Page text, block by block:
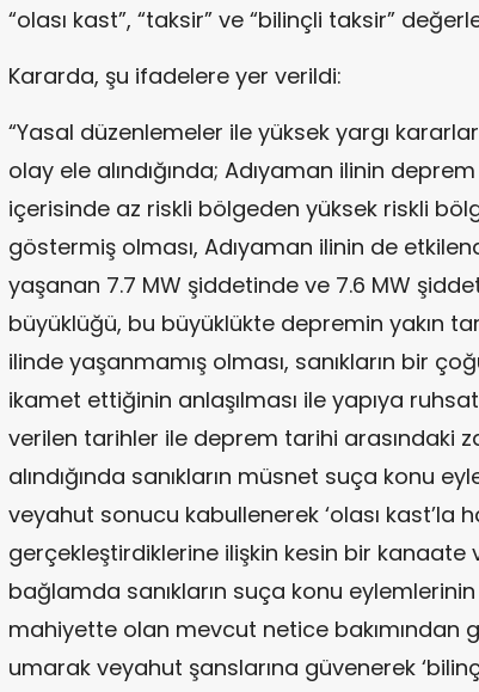
“olası kast”, “taksir” ve “bilinçli taksir”
Kararda, şu ifadelere yer verildi:
“Yasal düzenlemeler ile yüksek yargı
olay ele alındığında; Adıyaman ilinin deprem
içerisinde az riskli bölgeden yüksek riskli
göstermiş olması, Adıyaman ilinin de
yaşanan 7.7 MW şiddetinde ve 7.6 MW
büyüklüğü, bu büyüklükte depremin yakın
ilinde yaşanmamış olması, sanıkların bir
ikamet ettiğinin anlaşılması ile yapıya
verilen tarihler ile deprem tarihi arasındaki
alındığında sanıkların müsnet suça konu
veyahut sonucu kabullenerek ‘olası kast’la
gerçekleştirdiklerine ilişkin kesin bir kanaate
bağlamda sanıkların suça konu
mahiyette olan mevcut netice bakımından
umarak veyahut şanslarına güvenerek